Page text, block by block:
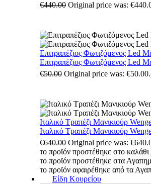
€440.00 Original price was:
Επιτραπέζιος Φωτιζόμενος Led
Επιτραπέζιος Φωτιζόμενος Led
€50.00 Original price was: €50.00.
Ιταλικό Τραπέζι Μανικιούρ
Ιταλικό Τραπέζι Μανικιούρ
€640.00 Original price was:
το προϊόν προστέθηκε στο καλάθι
το προϊόν προστέθηκε στα
το προϊόν αφαιρέθηκε από τα
Είδη Κουρείου